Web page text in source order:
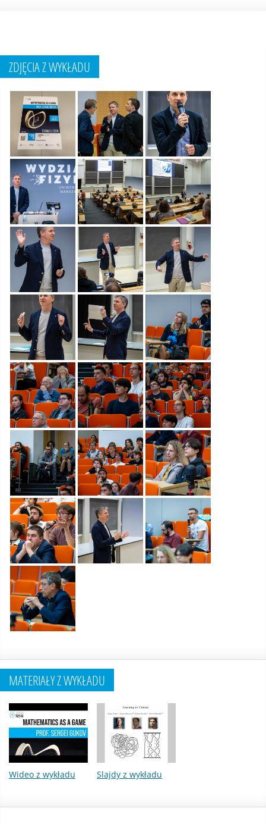
ZDJĘCIA Z WYKŁADU
MATERIAŁY Z WYKŁADU
Wideo z wykładu Slajdy z wykładu